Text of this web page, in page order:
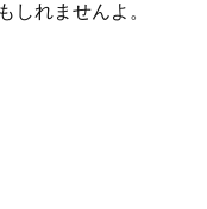
しれませんよ。